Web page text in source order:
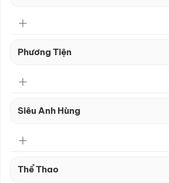
Phương Tiện
Siêu Anh Hùng
Thể Thao